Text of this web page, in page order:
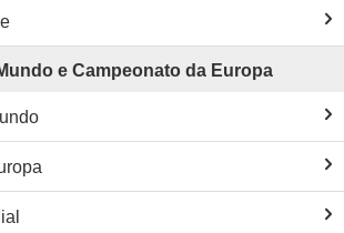
e Campeonato da Europa